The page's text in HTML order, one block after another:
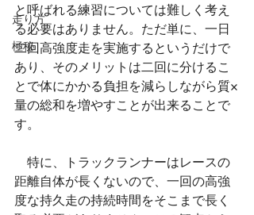
走り方
極秘
と呼ばれる練習については難しく考え
る必要はありません。ただ単に、一日
二回高強度走を実施するというだけで
あり、そのメリットは二回に分けるこ
とで体にかかる負担を減らしながら質×
量の総和を増やすことが出来ることで
す。
特に、トラックランナーはレースの
距離自体が長くないので、一回の高強
度な持久走の持続時間をそこまで長く